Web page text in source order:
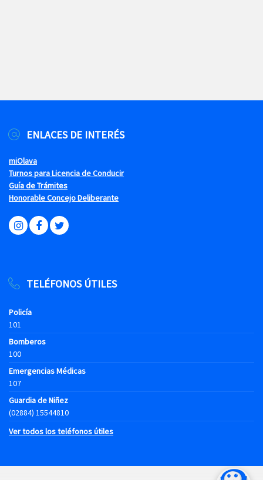
ENLACES DE INTERÉS
miOlava
Turnos para Licencia de Conducir
Guía de Trámites
Honorable Concejo Deliberante
TELÉFONOS ÚTILES
Policía
101
Bomberos
100
Emergencias Médicas
107
Guardia de Niñez
(02884) 15544810
Ver todos los teléfonos útiles